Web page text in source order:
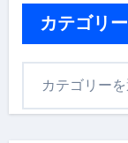
カテゴリー